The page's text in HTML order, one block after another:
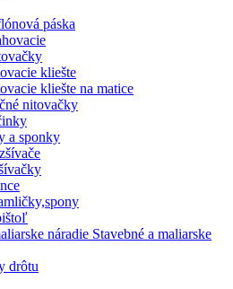
páska
kliešte
kliešte na matice
nitovačky
a sponky
Stavebné a maliarske
drôtu